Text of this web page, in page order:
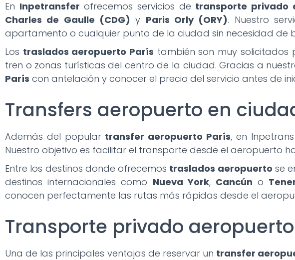
En Inpetransfer ofrecemos servicios de transporte privado
Charles de Gaulle (CDG) y Paris Orly (ORY). Nuestro
apartamento o cualquier punto de la ciudad sin necesidad de
Los traslados aeropuerto París también son muy
tren o zonas turísticas del centro de la ciudad. Gracias a
París con antelación y conocer el precio del servicio antes de
Transfers aeropuerto en
Además del popular transfer aeropuerto París, en
Nuestro objetivo es facilitar el transporte desde el aeropuerto
Entre los destinos donde ofrecemos traslados aeropuerto se
destinos internacionales como Nueva York, Cancún o
conocen perfectamente las rutas más rápidas desde el
Transporte privado
Una de las principales ventajas de reservar un transfer